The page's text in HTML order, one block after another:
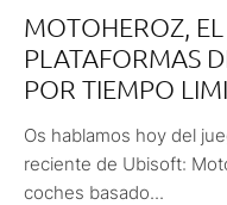
MOTOHEROZ,
PLATAFORMAS
POR TIEMPO
Os hablamos hoy del
reciente de Ubisoft:
coches basado...